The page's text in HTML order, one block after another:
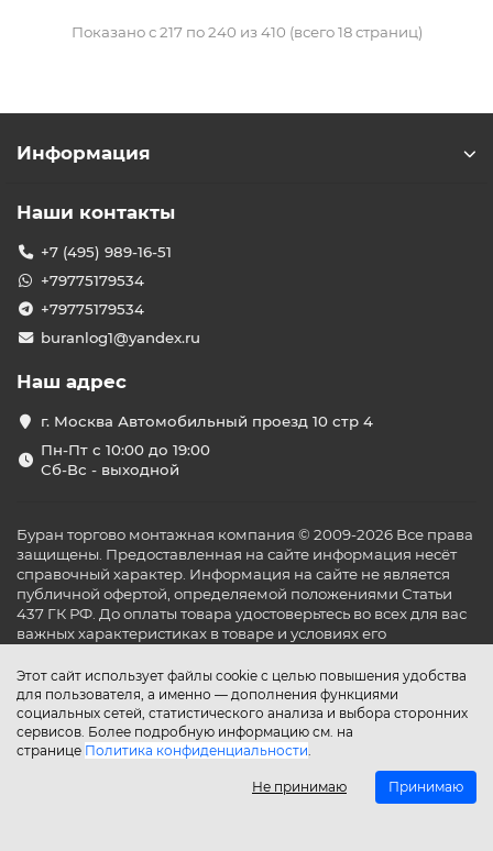
Показано с 217 по 240 из 410 (всего 18 страниц)
Этот сайт использует файлы cookie с целью повышения удобства
для пользователя, а именно — дополнения функциями
социальных сетей, статистического анализа и выбора сторонних
сервисов. Более подробную информацию см. на
странице Политика конфиденциальности.
Не принимаю Принимаю
Информация
Наши контакты
+7 (495) 989-16-51
+79775179534
+79775179534
buranlog1@yandex.ru
Наш адрес
г. Москва Автомобильный проезд 10 стр 4
Пн-Пт с 10:00 до 19:00
Сб-Вс - выходной
Буран торгово монтажная компания © 2009-2026 Все права
защищены. Предоставленная на сайте информация несёт
справочный характер. Информация на сайте не является
публичной офертой, определяемой положениями Статьи
437 ГК РФ. До оплаты товара удостоверьтесь во всех для вас
важных характеристиках в товаре и условиях его